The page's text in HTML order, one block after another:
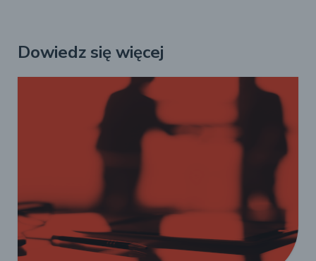
Dowiedz się więcej